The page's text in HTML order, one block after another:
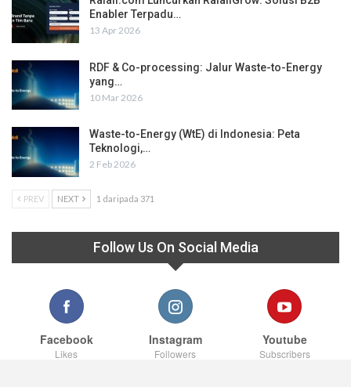
Enabler Terpadu…
13 Apr 2026
RDF & Co-processing: Jalur Waste-to-Energy
yang…
10 Mar 2026
Waste-to-Energy (WtE) di Indonesia: Peta
Teknologi,…
2 Feb 2026
PREV NEXT 1 daripada 371
Follow Us On Social Media
Facebook
Likes
Instagram
Followers
Youtube
Subscribers